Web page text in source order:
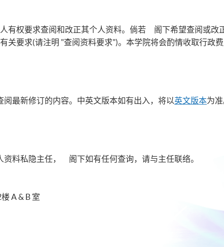
有权要求查阅和改正其个人资料。倘若 阁下希望查阅或改
关要求(请注明 "查阅资料要求")。本学院将会酌情收取行政费
最新修订的内容。中英文版本如有出入，将以英文版本为准
料私隐主任， 阁下如有任何查询，请与主任联络。
A & B 室